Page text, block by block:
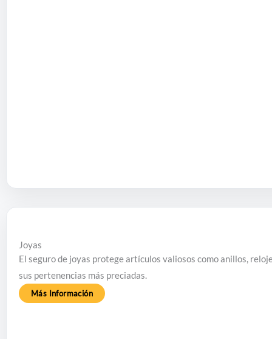
Joyas
El seguro de joyas protege artículos valiosos como anillos,
sus pertenencias más preciadas.
Más Información